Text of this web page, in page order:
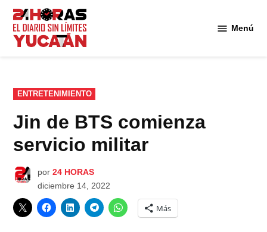
Saltar
contenido
Menú
PUBLICADO
EN
ENTRETENIMIENTO
Jin de BTS comienza
servicio militar
por 24 HORAS
diciembre 14, 2022
Más